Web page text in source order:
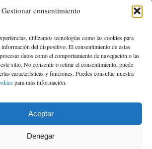
Gestionar consentimiento
utilizamos tecnologías como las cookies para
información del dispositivo. El consentimiento de estas
datos como el comportamiento de navegación o las
sitio. No consentir o retirar el consentimiento, puede
características y funciones. Puedes consultar nuestra
para más información.
Aceptar
Denegar
de Catalunya BarcelonaTech
Contacte con nosotros
Rafael Mujeriego | Todos los derechos reservados